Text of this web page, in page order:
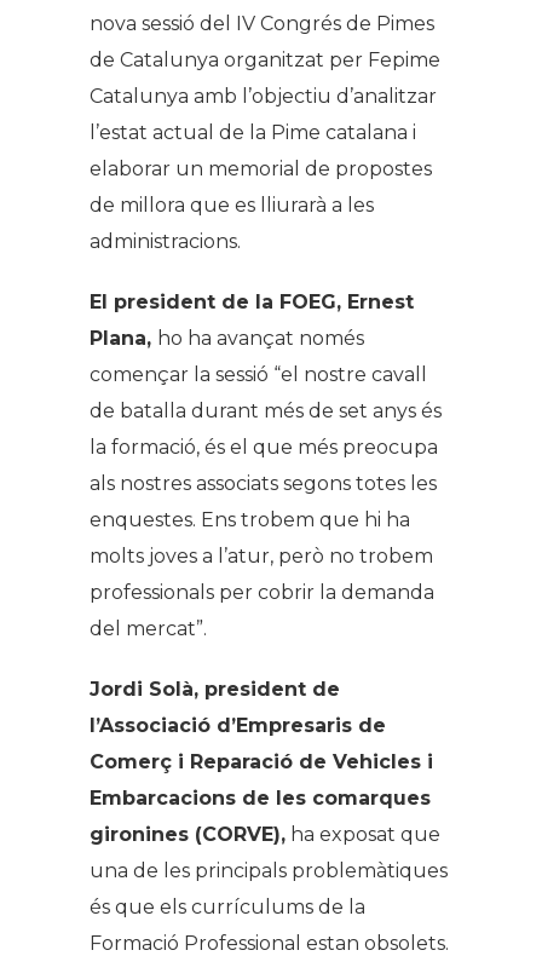
nova sessió del IV Congrés de Pimes
de Catalunya organitzat per Fepime
Catalunya amb l’objectiu d’analitzar
l’estat actual de la Pime catalana i
elaborar un memorial de propostes
de millora que es lliurarà a les
administracions.
El president de la FOEG, Ernest
Plana, ho ha avançat només
començar la sessió “el nostre cavall
de batalla durant més de set anys és
la formació, és el que més preocupa
als nostres associats segons totes les
enquestes. Ens trobem que hi ha
molts joves a l’atur, però no trobem
professionals per cobrir la demanda
del mercat”.
Jordi Solà, president de
l’Associació d’Empresaris de
Comerç i Reparació de Vehicles i
Embarcacions de les comarques
gironines (CORVE), ha exposat que
una de les principals problemàtiques
és que els currículums de la
Formació Professional estan obsolets.